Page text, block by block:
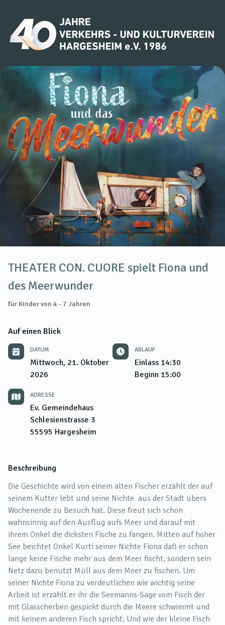
THEATER CON. CUORE spielt Fiona und
des Meerwunder
für Kinder von 4 - 7 Jahren
Auf einen Blick
DATUM
Mittwoch, 21. Oktober
2026
ABLAUF
Einlass 14:30
Beginn 15:00
ADRESSE
Ev. Gemeindehaus
Schlesienstrasse 3
55595 Hargesheim
Beschreibung
Die Geschichte wird von einem alten Fischer erzählt der auf
seinem Kutter lebt und seine Nichte aus der Stadt übers
Wochenende zu Besuch hat. Diese freut sich schon
wahnsinnig auf den Ausflug aufs Meer und darauf mit
ihrem Onkel die dicksten Fische zu fangen. Mitten auf hoher
See beichtet Onkel Kurti seiner Nichte Fiona daß er schon
lange keine Fische mehr aus dem Meer fischt, sondern sein
Netz dazu benutzt Müll aus dem Meer zu fischen. Um
seiner Nichte Fiona zu verdeutlichen wie wichtig seine
Arbeit ist erzählt er ihr die Seemanns-Sage vom Fisch der
mit Glasscherben gespickt durch die Meere schwimmt und
mit keinem anderen Fisch spricht. Und wie der kleine Fisch